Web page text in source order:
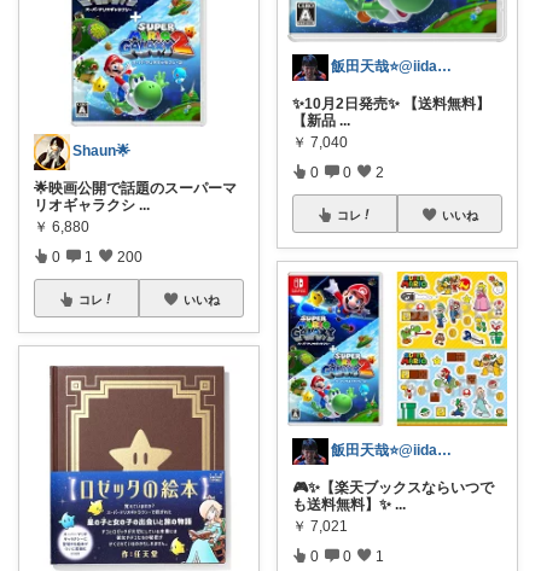
Shaun🌟
🌟映画公開で話題のスーパーマ
リオギャラクシ ...
￥ 6,880
0 1 200
コレ いいね
飯田天哉⭐️@iida.tennya
✨10月2日発売✨ 【送料無料】
【新品 ...
￥ 7,040
0 0 2
コレ いいね
飯田天哉⭐️@iida.tennya
🎮✨【楽天ブックスならいつで
も送料無料】✨ ...
￥ 7,021
0 0 1